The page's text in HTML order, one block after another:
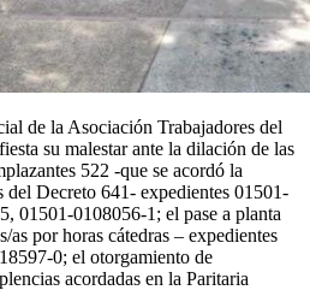
de la Asociación Trabajadores del
su malestar ante la dilación de las
522 -que se acordó la
Decreto 641- expedientes 01501-
01501-0108056-1; el pase a planta
as por horas cátedras – expedientes
0; el otorgamiento de
acordadas en la Paritaria